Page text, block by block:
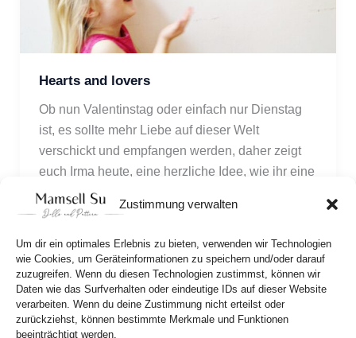
Zustimmung verwalten
Um dir ein optimales Erlebnis zu bieten, verwenden wir Technologien
wie Cookies, um Geräteinformationen zu speichern und/oder darauf
zuzugreifen. Wenn du diesen Technologien zustimmst, können wir
Daten wie das Surfverhalten oder eindeutige IDs auf dieser Website
verarbeiten. Wenn du deine Zustimmung nicht erteilst oder
zurückziehst, können bestimmte Merkmale und Funktionen
beeinträchtigt werden.
Hearts and lovers
Ob nun Valentinstag oder einfach nur Dienstag
ist, es sollte mehr Liebe auf dieser Welt
verschickt und empfangen werden, daher zeigt
euch Irma heute, eine herzliche Idee, wie ihr eine
liebevolle Botschaft an eure Herzensmenschen
verschicken könnt.